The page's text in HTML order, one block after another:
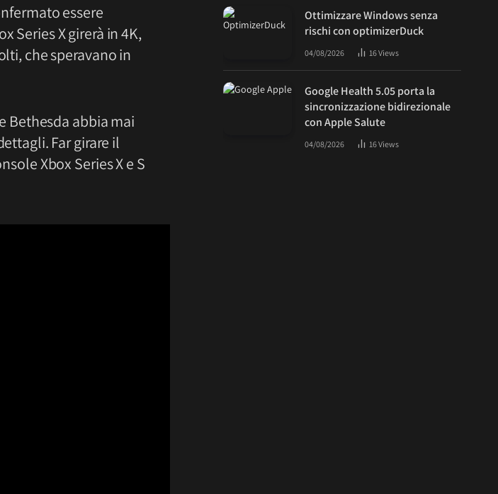
essere
Series X girerà in 4K,
che speravano in
Bethesda abbia mai
Far girare il
Xbox Series X e S
Ottimizzare Windows senza
rischi con optimizerDuck
04/08/2026 16Views
Google Health 5.05 porta la
sincronizzazione bidirezionale
con Apple Salute
04/08/2026 16Views